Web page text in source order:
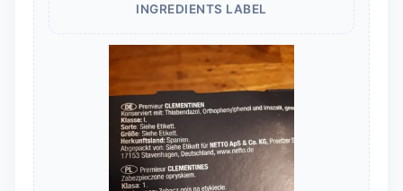
INGREDIENTS LABEL